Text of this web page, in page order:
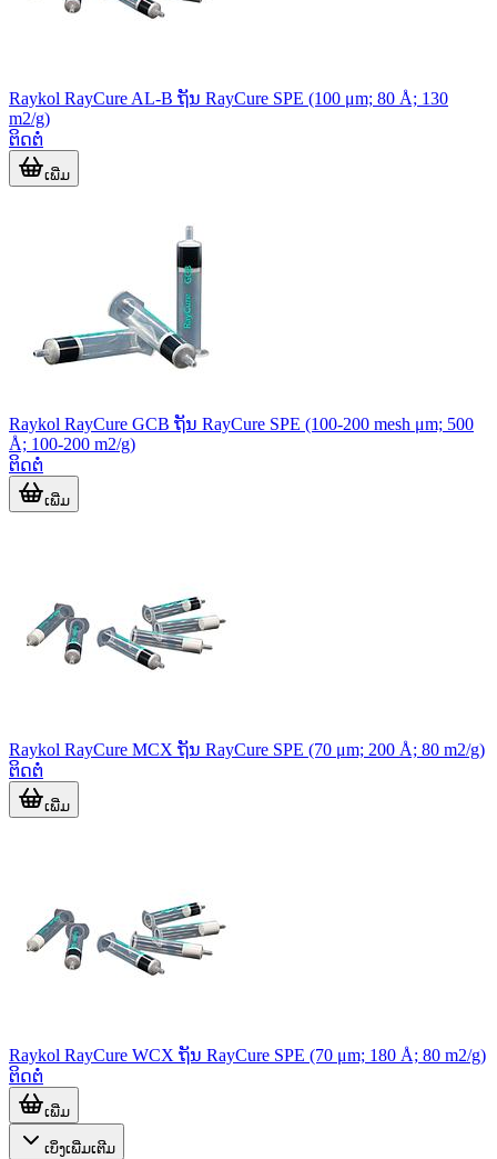
Raykol RayCure AL-B ຖັນ RayCure SPE (100 μm; 80 Å; 130
m2/g)
ຕິດຕໍ່
ເພີ່ມ
Raykol RayCure GCB ຖັນ RayCure SPE (100-200 mesh μm; 500
Å; 100-200 m2/g)
ຕິດຕໍ່
ເພີ່ມ
Raykol RayCure MCX ຖັນ RayCure SPE (70 μm; 200 Å; 80 m2/g)
ຕິດຕໍ່
ເພີ່ມ
Raykol RayCure WCX ຖັນ RayCure SPE (70 μm; 180 Å; 80 m2/g)
ຕິດຕໍ່
ເພີ່ມ
ເບິ່ງເພີ່ມເຕີມ